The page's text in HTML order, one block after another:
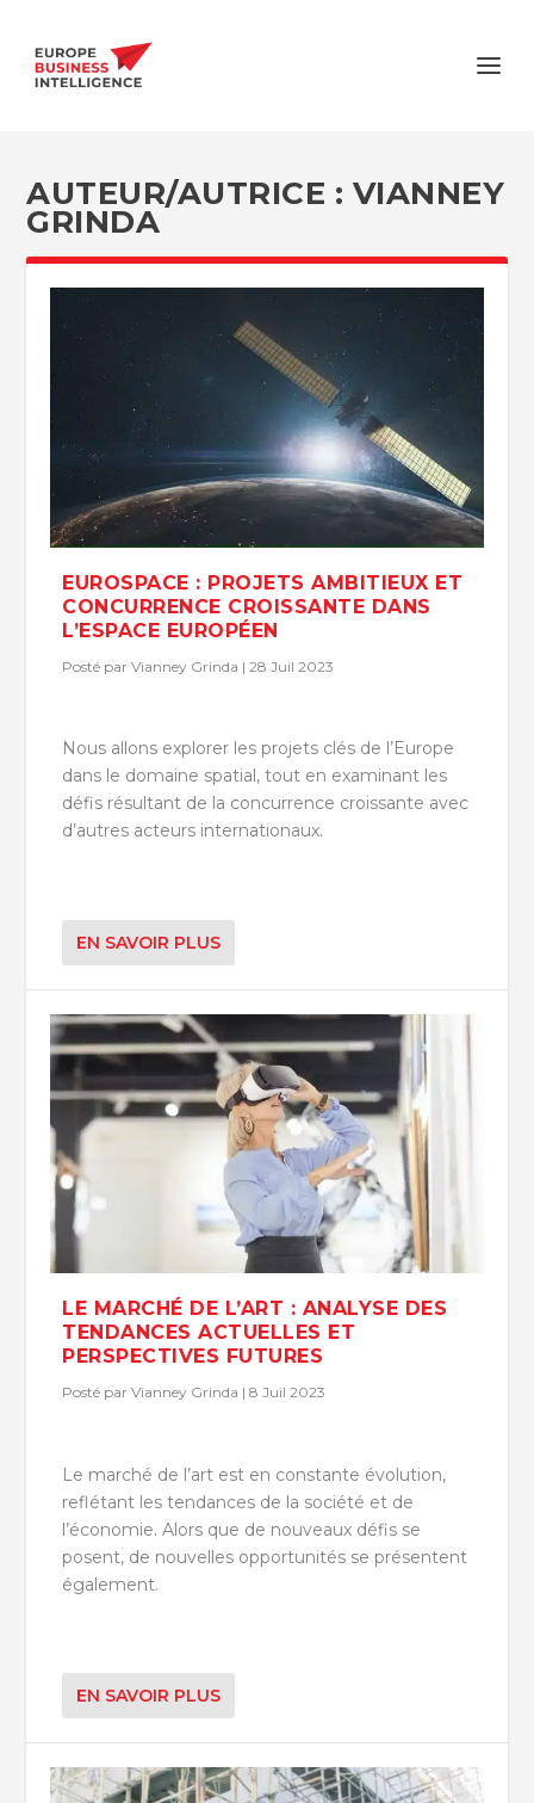
AUTEUR/AUTRICE : VIANNEY
GRINDA
EUROSPACE : PROJETS AMBITIEUX ET
CONCURRENCE CROISSANTE DANS
L’ESPACE EUROPÉEN
Posté parVianney Grinda |28 Juil 2023
Nous allons explorer les projets clés de l’Europe
dans le domaine spatial, tout en examinant les
défis résultant de la concurrence croissante avec
d’autres acteurs internationaux.
EN SAVOIR PLUS
LE MARCHÉ DE L’ART : ANALYSE DES
TENDANCES ACTUELLES ET
PERSPECTIVES FUTURES
Posté parVianney Grinda |8 Juil 2023
Le marché de l’art est en constante évolution,
reflétant les tendances de la société et de
l’économie. Alors que de nouveaux défis se
posent, de nouvelles opportunités se présentent
également.
EN SAVOIR PLUS